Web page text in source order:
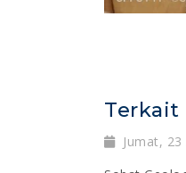
Terkait
Jumat,